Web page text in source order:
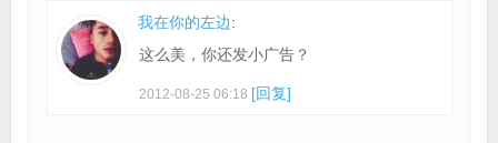
我在你的左边:
这么美，你还发小广告？
2012-08-25 06:18 [回复]